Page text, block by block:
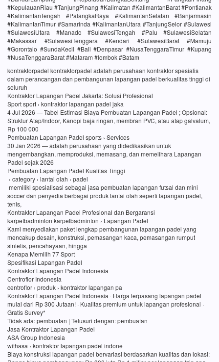
#KepulauanRiau #TanjungPinang #Kalimatan #KalimantanBarat #Pontianak
#KalimantanTengah #PalangkaRaya #KalimantanSelatan #Banjarmasin
#KalimantanTimur #Samarinda #KalimantanUtara #TanjungSelor #Sulawesi
#SulawesiUtara #Manado #SulawesiTengah #Palu #SulawesiSelatan
#Makassar #SulawesiTenggara #Kendari #SulawesiBarat #Mamuju
#Gorontalo #SundaKecil #Bali #Denpasar #NusaTenggaraTimur #Kupang
#NusaTenggaraBarat #Mataram #lombok #Batam
kontraktorpadel kontraktorpadel adalah perusahaan kontraktor spesialis
dalam perancangan dan pembangunan lapangan padel berkualitas tinggi di
seluruh
Kontraktor Lapangan Padel Jakarta: Solusi Profesional
Sport sport › kontraktor lapangan padel jaka
4 Jul 2026 — Tabel Estimasi Biaya Pembuatan Lapangan Padel ; Opsional:
Struktur Atap/Indoor, Kanopi baja ringan, membran PVC, atau atap galvalum,
Rp 100 000
Pembuatan Lapangan Padel sports › Services
30 Jan 2026 — adalah perusahaan yang didedikasikan untuk
mengembangkan, memproduksi, memasang, dan memelihara Lapangan
Padel sejak 2026
Pembuatan Lapangan Padel Kualitas Tinggi
› category › lantai olah › padel
memiliki spesialisasi sebagai jasa pembuatan lapangan futsal dan mini
soccer dan penyedia berbagai produk lantai olah seperti lapangan padel,
tenis,
Kontraktor Lapangan Padel Profesional dan Bergaransi
karpetbadminton karpetbadminton › Lapangan Padel
Kami menyediakan paket lengkap pembangunan lapangan padel yang
mencakup desain, konstruksi, pemasangan kaca, pemasangan rumput
sintetis, pencahayaan, hingga
Kenapa Memilih 77 Sport
Spesifikasi Lapangan Padel
Kontraktor Lapangan Padel Indonesia
Centroflor Indonesia
centroflor › produk › kontraktor lapangan pa
Kontraktor Lapangan Padel Indonesia · Harga terpasang lapangan padel
mulai dari Rp 300 Jutaan! · Kualitas premium untuk lapangan profesional ·
Gratis Survey*
Tidak ada: pembuatan ‎| Telusuri dengan: pembuatan
Jasa Kontraktor Lapangan Padel
ASA Group Indonesia
withasa › kontraktor lapangan padel indone
Biaya konstruksi lapangan padel bervariasi berdasarkan kualitas dan lokasi: